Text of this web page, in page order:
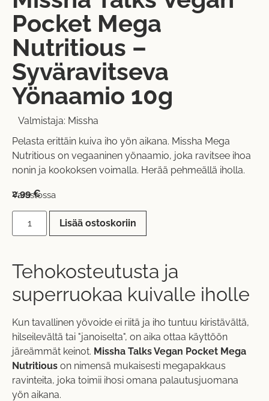
Pocket Mega
Nutritious –
Syväravitseva
Yönaamio 10g
Valmistaja: Missha
Pelasta erittäin kuiva iho yön aikana. Missha Mega
Nutritious on vegaaninen yönaamio, joka ravitsee ihoa
nonin ja kookoksen voimalla. Herää pehmeällä iholla.
2,99€
Varastossa
Lisää ostoskoriin
Tehokosteutusta ja
superruokaa kuivalle iholle
Kun tavallinen yövoide ei riitä ja iho tuntuu kiristävältä,
hilseilevältä tai "janoiselta", on aika ottaa käyttöön
järeämmät keinot. Missha Talks Vegan Pocket Mega
Nutritious on nimensä mukaisesti megapakkaus
ravinteita, joka toimii ihosi omana palautusjuomana
yön aikana.